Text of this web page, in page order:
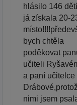
hlásilo 146
já získala 20-
bych chtěla
poděkovat
učiteli
a paní učitelce
nimi jsem